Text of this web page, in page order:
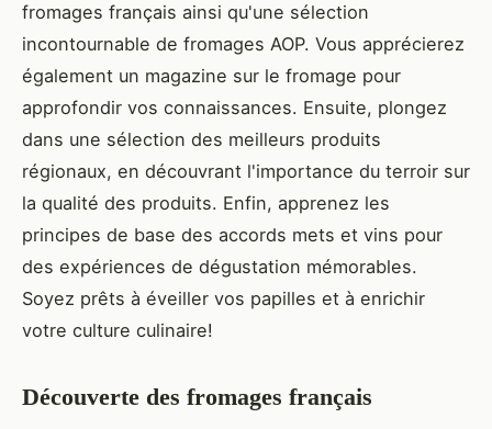
fromages français ainsi qu'une sélection
incontournable de fromages AOP. Vous apprécierez
également un magazine sur le fromage pour
approfondir vos connaissances. Ensuite, plongez
dans une sélection des meilleurs produits
régionaux, en découvrant l'importance du terroir sur
la qualité des produits. Enfin, apprenez les
principes de base des accords mets et vins pour
des expériences de dégustation mémorables.
Soyez prêts à éveiller vos papilles et à enrichir
votre culture culinaire!
Découverte des fromages français